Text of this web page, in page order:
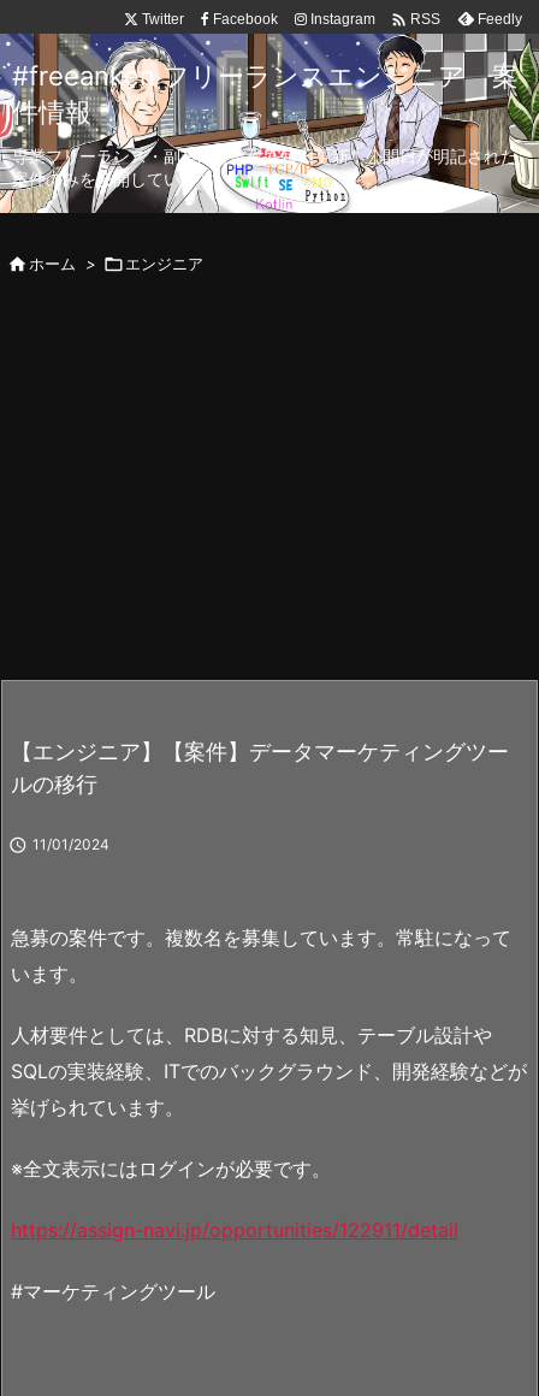
Twitter Facebook Instagram  RSS Feedly
#freeanken フリーランスエンジニア 案
件情報
専業フリーランス・副業向け案件を毎日更新！公開日が明記された
案件のみを公開しています。
ホーム > エンジニア
【エンジニア】【案件】データマーケティングツー
ルの移行
 11/01/2024
急募の案件です。複数名を募集しています。常駐になって
います。
人材要件としては、RDBに対する知見、テーブル設計や
SQLの実装経験、ITでのバックグラウンド、開発経験などが
挙げられています。
※全文表示にはログインが必要です。
https://assign-navi.jp/opportunities/122911/detail
#マーケティングツール